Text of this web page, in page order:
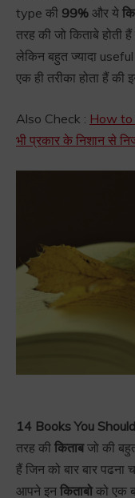
type की 99% और ये
तरह की जो किताबे होती
लेकिन बहुत ज्यादा useful
एक ही तरीका होता हैं की
Also Check : How to
भी प्रकार के निशान से
14 Books You
तरह की किताबजो की
हैं जिन को बार बार पढना
आपने इन किताबोको एक